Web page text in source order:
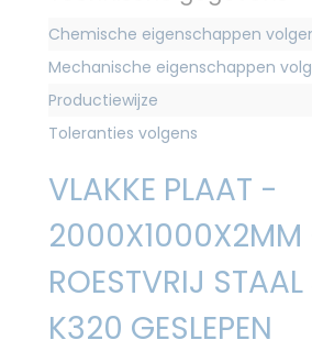
Chemische eigenschappen
Mechanische eigenschappen
Productiewijze
Toleranties volgens
VLAKKE PLAAT -
ROESTVRIJ
K320 GESLEPEN